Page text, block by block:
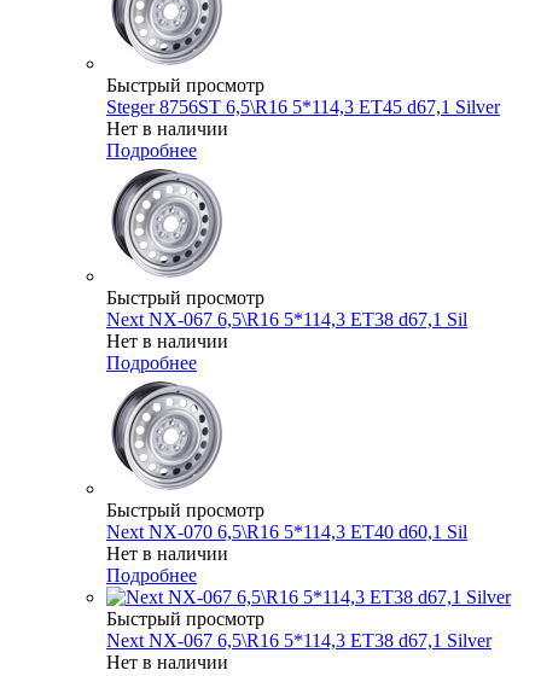
Быстрый просмотр
Steger 8756ST 6,5\R16 5*114,3 ET45 d67,1 Silver
Нет в наличии
Подробнее
Быстрый просмотр
Next NX-067 6,5\R16 5*114,3 ET38 d67,1 Sil
Нет в наличии
Подробнее
Быстрый просмотр
Next NX-070 6,5\R16 5*114,3 ET40 d60,1 Sil
Нет в наличии
Подробнее
Быстрый просмотр
Next NX-067 6,5\R16 5*114,3 ET38 d67,1 Silver
Нет в наличии